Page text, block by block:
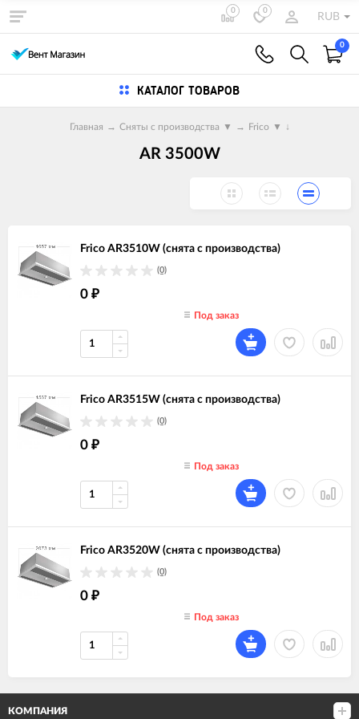
0 0
RUB
0
КАТАЛОГ ТОВАРОВ
Главная → Сняты с производства ▼ → Frico ▼ ↓
AR 3500W
Frico AR3510W (снята с производства)
(0)
0 ₽
Под заказ
Frico AR3515W (снята с производства)
(0)
0 ₽
Под заказ
Frico AR3520W (снята с производства)
(0)
0 ₽
Под заказ
КОМПАНИЯ